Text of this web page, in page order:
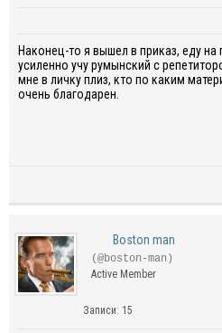
Наконец-то я вышел в приказ, еду на
усиленно учу румынский с
мне в личку плиз, кто по каким
очень благодарен.
Boston man
(@boston-man)
Active Member
Записи: 15